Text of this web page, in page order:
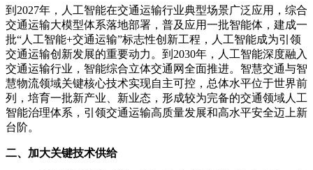
到2027年，人工智能在交通运输行业典型场景广泛应用，综合
交通运输大模型体系落地部署，普及应用一批智能体，建成一
批“人工智能+交通运输”标志性创新工程，人工智能成为引领
交通运输创新发展的重要动力。到2030年，人工智能深度融入
交通运输行业，智能综合立体交通网全面推进。智慧交通与智
慧物流领域关键核心技术实现自主可控，总体水平位于世界前
列，培育一批新产业、新业态，形成较为完备的交通领域人工
智能治理体系，引领交通运输高质量发展和高水平安全迈上新
台阶。
二、加大关键技术供给